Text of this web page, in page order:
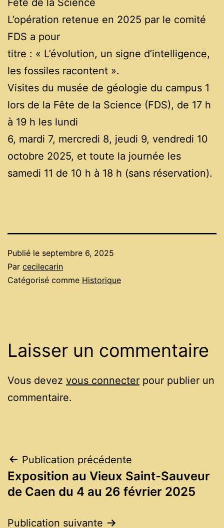
L’opération retenue en 2025 par le comité
FDS a pour
titre : « L’évolution, un signe d’intelligence,
les fossiles racontent ».
Visites du musée de géologie du campus 1
lors de la Fête de la Science (FDS), de 17 h
à 19 h les lundi
6, mardi 7, mercredi 8, jeudi 9, vendredi 10
octobre 2025, et toute la journée les
samedi 11 de 10 h à 18 h (sans réservation).
Publié le septembre 6, 2025
Par cecilecarin
Catégorisé comme Historique
Laisser un commentaire
Vous devez vous connecter pour publier un
commentaire.
Navigation
de
Publication précédente
Exposition au Vieux Saint-Sauveur
de Caen du 4 au 26 février 2025
Publication suivante